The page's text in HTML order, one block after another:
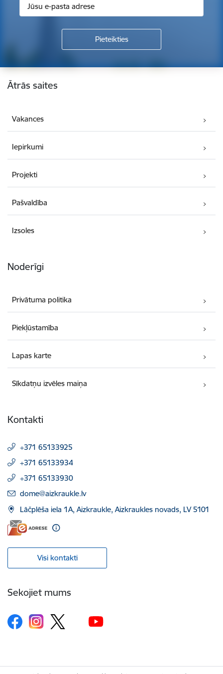
Kājene
Ātrās saites
Vakances
Iepirkumi
Projekti
Pašvaldība
Izsoles
Noderīgi
Privātuma politika
Piekļūstamība
Lapas karte
Sīkdatņu izvēles maiņa
Kontakti
+371 65133925
+371 65133934
+371 65133930
E-pasts:
dome@aizkraukle.lv
Lāčplēša iela 1A, Aizkraukle, Aizkraukles novads, LV 5101
Visi kontakti
Sekojiet mums